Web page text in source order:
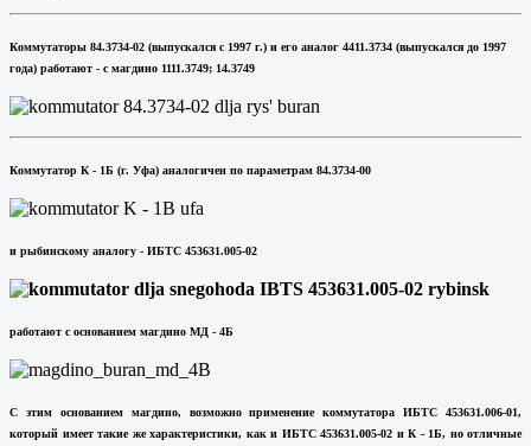
Коммутаторы 84.3734-02 (выпускался с 1997 г.) и его аналог 4411.3734 (выпускался до 1997
года) работают - с магдино 1111.3749; 14.3749
Коммутатор К - 1Б (г. Уфа) аналогичен по параметрам 84.3734-00
и рыбинскому аналогу - ИБТС 453631.005-02
работают с основанием магдино МД - 4Б
С этим основанием магдино, возможно применение коммутатора ИБТС 453631.006-01,
который имеет такие же характеристики, как и ИБТС 453631.005-02 и К - 1Б, но отличные